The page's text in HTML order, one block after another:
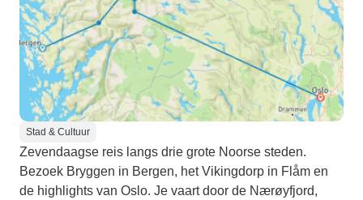
Stad & Cultuur
Zevendaagse reis langs drie grote Noorse steden.
Bezoek Bryggen in Bergen, het Vikingdorp in Flåm en
de highlights van Oslo. Je vaart door de Nærøyfjord,